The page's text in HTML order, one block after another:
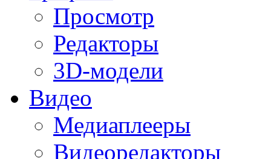
Просмотр
Редакторы
3D-модели
Видео
Медиаплееры
Видеоредакторы